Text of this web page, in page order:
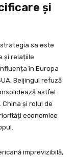
și
sa este
și relațiile
în Europa
Beijingul refuză
astfel
și rolul de
economice
imprevizibilă,